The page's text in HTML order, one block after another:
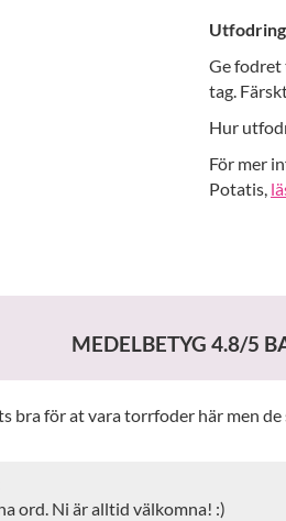
Ge fodret
tag.
Hur
För mer
Potatis,
MEDELBETYG 4.8/5
bra för at vara torrfoder här men
ord. Ni är alltid välkomna! :)